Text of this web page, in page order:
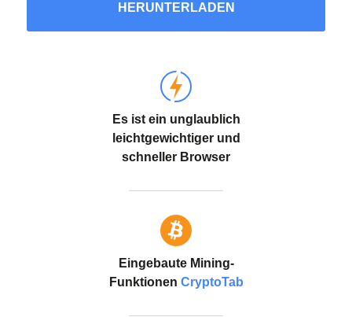
HERUNTERLADEN
Es ist ein unglaublich
leichtgewichtiger und
schneller Browser
Eingebaute Mining-
Funktionen CryptoTab